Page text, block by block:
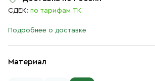
Материал
СДЕК: по тарифам ТК
Подробнее о доставке